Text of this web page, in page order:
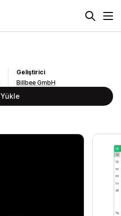
Geliştirici
Billbee GmbH
Yükle